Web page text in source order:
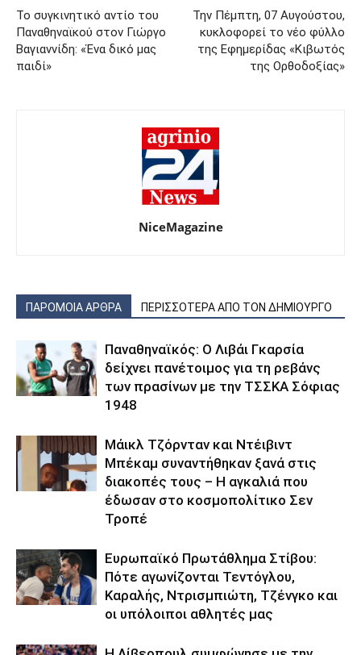
Το συγκινητικό αντίο του
Παναθηναϊκού στον Γιώργο
Βαγιαννίδη: «Ένα δικό μας
παιδί»
Την Πέμπτη, 07 Αυγούστου,
κυκλοφορεί το νέο φύλλο
της Εφημερίδας «Κιβωτός
της Ορθοδοξίας»
NiceMagazine
ΠΑΡΟΜΟΙΑ ΑΡΘΡΑ ΠΕΡΙΣΣΟΤΕΡΑ ΑΠΟ ΤΟΝ ΔΗΜΙΟΥΡΓΟ
Παναθηναϊκός: Ο Λιβάι Γκαρσία
δείχνει πανέτοιμος για τη ρεβάνς
των πρασίνων με την ΤΣΣΚΑ Σόφιας
1948
Μάικλ Τζόρνταν και Ντέιβιντ
Μπέκαμ συναντήθηκαν ξανά στις
διακοπές τους – Η αγκαλιά που
έδωσαν στο κοσμοπολίτικο Σεν
Τροπέ
Ευρωπαϊκό Πρωτάθλημα Στίβου:
Πότε αγωνίζονται Τεντόγλου,
Καραλής, Ντρισμπιώτη, Τζένγκο και
οι υπόλοιποι αθλητές μας